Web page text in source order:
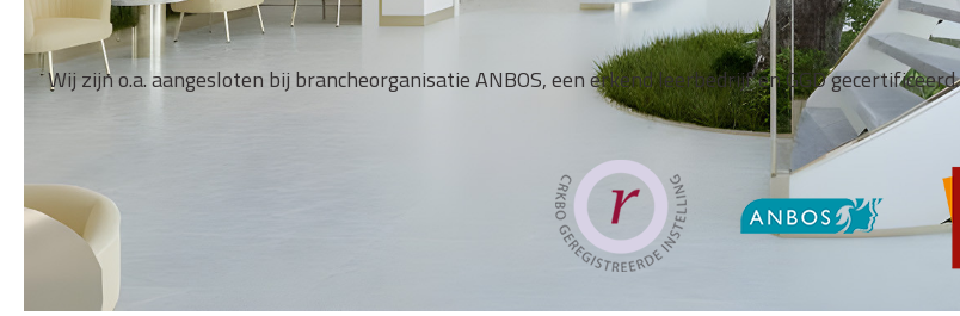
Wij zijn o.a. aangesloten bij brancheorganisatie ANBOS, een erkend leerbedrijf en GGD gecertificeerd.